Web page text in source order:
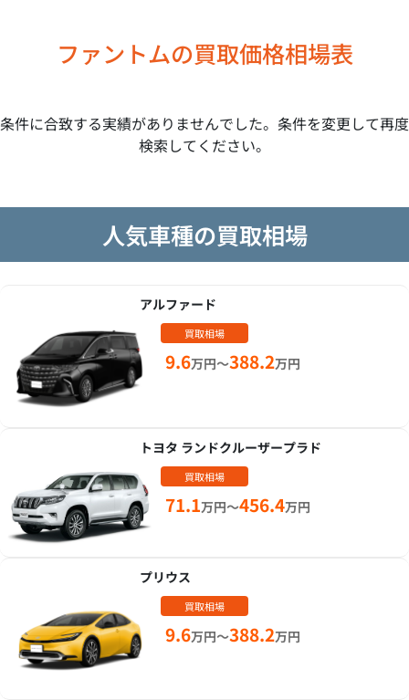
ファントムの買取価格相場表
条件に合致する実績がありませんでした。条件を変更して再度
検索してください。
人気車種の買取相場
アルファード
買取相場
9.6万円～388.2万円
トヨタ ランドクルーザープラド
買取相場
71.1万円～456.4万円
プリウス
買取相場
9.6万円～388.2万円